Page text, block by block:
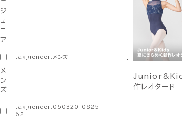
ジ
ュ
ニ
ア
tag_gender:メンズ
メ
ン
ズ
tag_gender:050320-0825-
62
作レオタード